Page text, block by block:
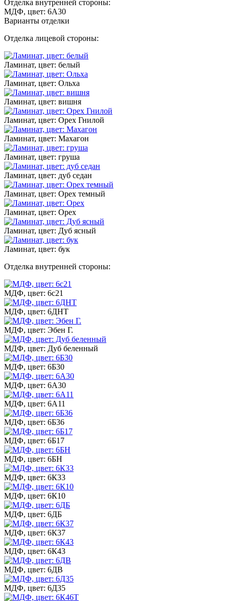
Отделка внутренней стороны:
МДФ, цвет: 6А30
Варианты отделки
Отделка лицевой стороны:
Ламинат, цвет: белый
Ламинат, цвет: Ольха
Ламинат, цвет: вишня
Ламинат, цвет: Орех Гнилой
Ламинат, цвет: Махагон
Ламинат, цвет: груша
Ламинат, цвет: дуб седан
Ламинат, цвет: Орех темный
Ламинат, цвет: Орех
Ламинат, цвет: Дуб ясный
Ламинат, цвет: бук
Отделка внутренней стороны:
МДФ, цвет: 6с21
МДФ, цвет: 6ДНТ
МДФ, цвет: Эбен Г.
МДФ, цвет: Дуб беленный
МДФ, цвет: 6Б30
МДФ, цвет: 6А30
МДФ, цвет: 6А11
МДФ, цвет: 6Б36
МДФ, цвет: 6Б17
МДФ, цвет: 6БН
МДФ, цвет: 6К33
МДФ, цвет: 6К10
МДФ, цвет: 6ДБ
МДФ, цвет: 6К37
МДФ, цвет: 6К43
МДФ, цвет: 6ДВ
МДФ, цвет: 6Д35